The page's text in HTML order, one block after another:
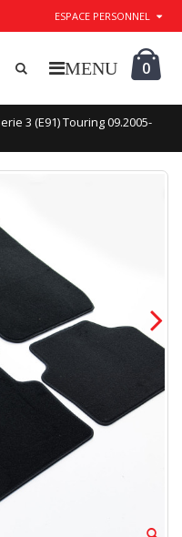
ESPACE PERSONNEL
0
3 (E91) Touring 09.2005-